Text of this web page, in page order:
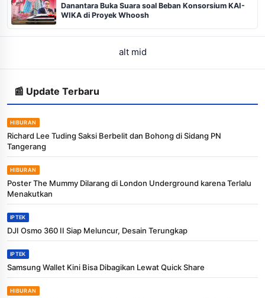
Danantara Buka Suara soal Beban Konsorsium KAI-
WIKA di Proyek Whoosh
alt mid
📰 Update Terbaru
HIBURAN
Richard Lee Tuding Saksi Berbelit dan Bohong di Sidang PN
Tangerang
HIBURAN
Poster The Mummy Dilarang di London Underground karena Terlalu
Menakutkan
IPTEK
DJI Osmo 360 II Siap Meluncur, Desain Terungkap
IPTEK
Samsung Wallet Kini Bisa Dibagikan Lewat Quick Share
HIBURAN